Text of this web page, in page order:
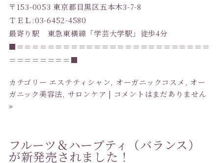
〒153-0053 東京都目黒区五本木3-7-8
ＴＥＬ:03-6452-4580
最寄り駅 東急東横線「学芸大学駅」徒歩4分
■＝＝＝＝＝＝＝＝＝＝＝＝＝＝＝＝＝＝＝＝＝＝＝＝＝
＝＝＝＝＝＝＝＝■
カテゴリー エステティシャン, オーガニックコスメ , オー
ガニック美容法, サロンケア | コメントはまだありません
»
フルーツ＆ハーブティ（バランス）
が新発売されました！